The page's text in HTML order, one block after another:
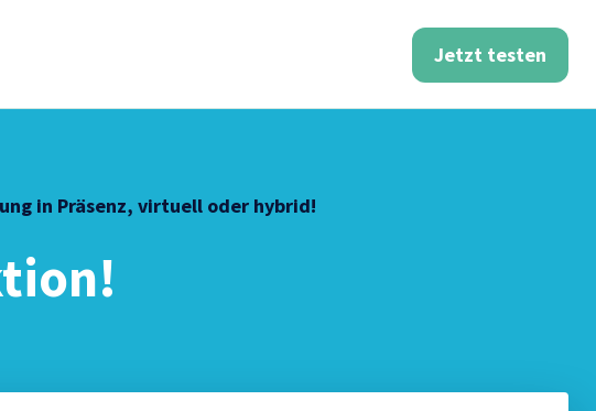
Jetzt testen
in Präsenz, virtuell oder hybrid!